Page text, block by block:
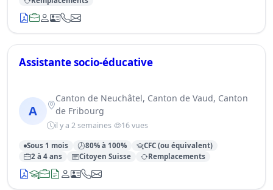
Assistante socio-éducative
A
Canton de Neuchâtel, Canton de Vaud, Canton
de Fribourg
il y a 2 semaines 16 vues
Sous 1 mois 80% à 100%
CFC (ou équivalent)
2 à 4 ans
Citoyen Suisse Remplacements